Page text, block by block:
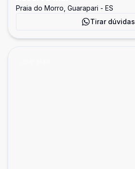
Praia do Morro, Guarapari - ES
Tirar dúvidas